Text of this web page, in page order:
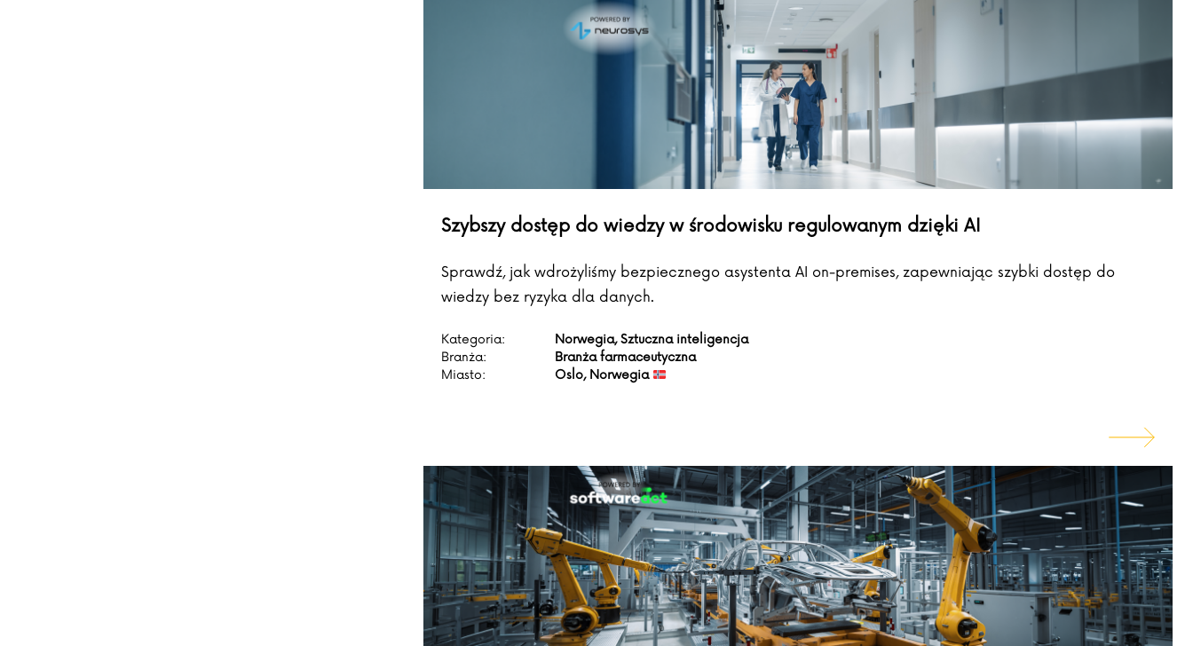
Szybszy dostęp do wiedzy w środowisku regulowanym dzięki AI
Sprawdź, jak wdrożyliśmy bezpiecznego asystenta AI on-premises, zapewniając szybki dostęp do
wiedzy bez ryzyka dla danych.
Kategoria:
Norwegia, Sztuczna inteligencja
Branża:
Branża farmaceutyczna
Miasto:
Oslo, Norwegia